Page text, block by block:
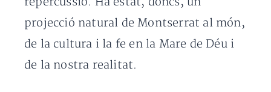
projecció natural de Montserrat al món,
de la cultura i la fe en la Mare de Déu i
de la nostra realitat.